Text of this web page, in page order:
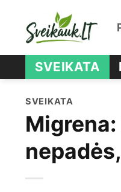
SVEIKATA
SVEIKATA